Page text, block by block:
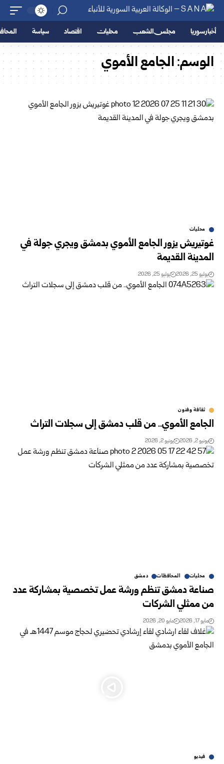
أخبار سوريا مجلس الشعب محليات اقتصاد سياسة
الوسم:الجامع الأموي
محليات
غوتيريش يزور الجامع الأموي بدمشق ويجري جولة في
المدينة القديمة
يوليو 25, 2026 يوليو 25, 2026
ثقافة وفنون
الجامع الأموي.. من قلب دمشق إلى سجلات التراث
يونيو 2, 2026 يونيو 2, 2026
محليات المحافظات دمشق
صناعة دمشق تنظم ورشة عمل تخصصية بمشاركة عدد
من ممثلي الشركات
مايو 17, 2026 مايو 20, 2026
فيديو